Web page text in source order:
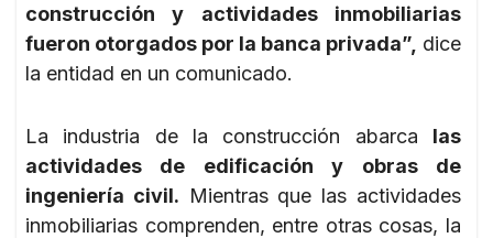
construcción y actividades inmobiliarias
fueron otorgados por la banca privada”, dice
la entidad en un comunicado.
La industria de la construcción abarca las
actividades de edificación y obras de
ingeniería civil. Mientras que las actividades
inmobiliarias comprenden, entre otras cosas, la